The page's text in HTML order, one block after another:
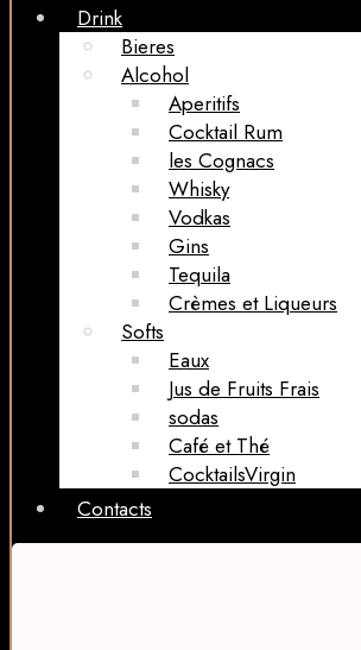
Drink
Bieres
Alcohol
Aperitifs
Cocktail Rum
les Cognacs
Whisky
Vodkas
Gins
Tequila
Crèmes et Liqueurs
Softs
Eaux
Jus de Fruits Frais
sodas
Café et Thé
CocktailsVirgin​
Contacts